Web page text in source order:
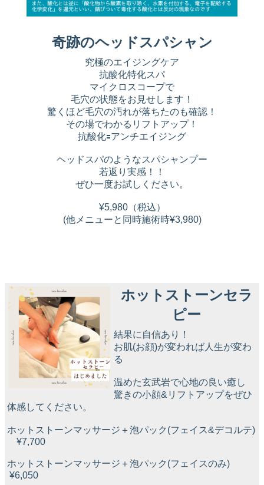
奇跡のヘッドスパシャン
究極のエイジングケア
抗酸化特化スパ
マイクロスコープで
毛穴の状態をお見せします！
驚くほど毛穴の汚れが落ちたのも確認！
その場でわかるリフトアップ！
抗酸化🟰アンチエイジング
ヘッドスパのようなスパシャンプー
若返り実感！！
ぜひ一度お試しください。
¥5,980（税込）
(他メニューと同時施術時¥3,980)
ホットストーンセラ
ピー
結果に自信あり！
お肌(お顔)が変われば人生が変わ
る
温めた玄武岩で心地の良い癒し
驚きの小顔&リフトアップをぜひ
体感してください。
ホットストーンマッサージ＋泡パック(フェイス&デコルテ)
¥7,700
ホットストーンマッサージ＋泡パック(フェイスのみ)
¥6,050